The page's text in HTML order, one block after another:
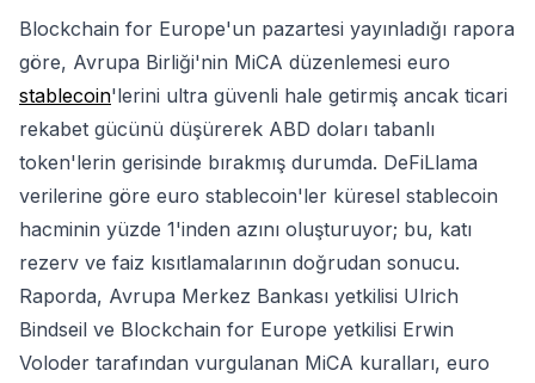
Blockchain for Europe'un pazartesi yayınladığı rapora
göre, Avrupa Birliği'nin MiCA düzenlemesi euro
stablecoin'lerini ultra güvenli hale getirmiş ancak ticari
rekabet gücünü düşürerek ABD doları tabanlı
token'lerin gerisinde bırakmış durumda. DeFiLlama
verilerine göre euro stablecoin'ler küresel stablecoin
hacminin yüzde 1'inden azını oluşturuyor; bu, katı
rezerv ve faiz kısıtlamalarının doğrudan sonucu.
Raporda, Avrupa Merkez Bankası yetkilisi Ulrich
Bindseil ve Blockchain for Europe yetkilisi Erwin
Voloder tarafından vurgulanan MiCA kuralları, euro